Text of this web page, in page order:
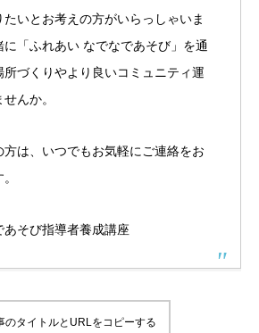
たいとお考えの方がいらっしゃいま
に「ふれあい なでなであそび」を通
所づくりやより良いコミュニティ運
んか。
方は、いつでもお気軽にご連絡をお
そび指導者養成講座
のタイトルとURLをコピーする